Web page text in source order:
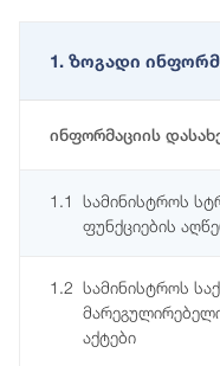
1. ზოგადი
ინფორმაციის
1.1
სამინისტროს
ფუნქციების
1.2 სამინისტროს
აქტები